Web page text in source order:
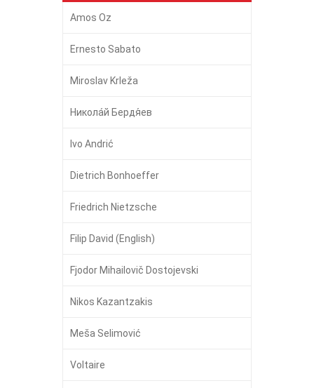
Amos Oz
Ernesto Sabato
Miroslav Krleža
Никола́й Бердя́ев
Ivo Andrić
Dietrich Bonhoeffer
Friedrich Nietzsche
Filip David (English)
Fjodor Mihailovič Dostojevski
Nikos Kazantzakis
Meša Selimović
Voltaire